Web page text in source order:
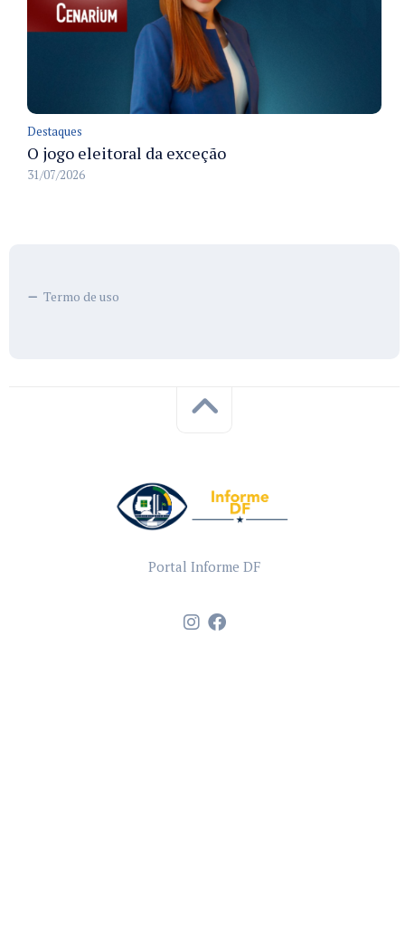
Destaques
O jogo eleitoral da exceção
31/07/2026
Termo de uso
Portal Informe DF